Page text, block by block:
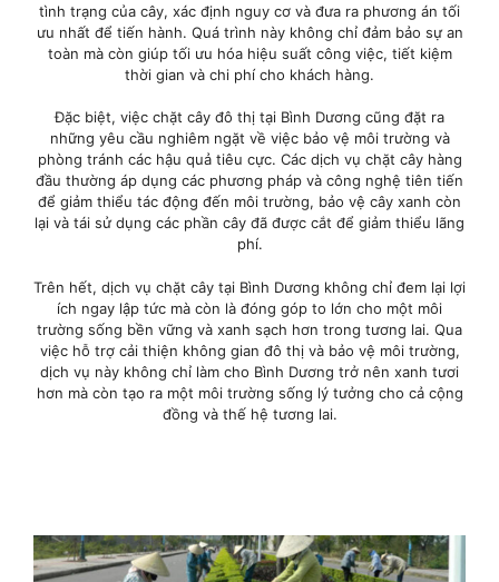
tình trạng của cây, xác định nguy cơ và đưa ra phương án tối
ưu nhất để tiến hành. Quá trình này không chỉ đảm bảo sự an
toàn mà còn giúp tối ưu hóa hiệu suất công việc, tiết kiệm
thời gian và chi phí cho khách hàng.
Đặc biệt, việc chặt cây đô thị tại Bình Dương cũng đặt ra
những yêu cầu nghiêm ngặt về việc bảo vệ môi trường và
phòng tránh các hậu quả tiêu cực. Các dịch vụ chặt cây hàng
đầu thường áp dụng các phương pháp và công nghệ tiên tiến
để giảm thiểu tác động đến môi trường, bảo vệ cây xanh còn
lại và tái sử dụng các phần cây đã được cắt để giảm thiểu lãng
phí.
Trên hết, dịch vụ chặt cây tại Bình Dương không chỉ đem lại lợi
ích ngay lập tức mà còn là đóng góp to lớn cho một môi
trường sống bền vững và xanh sạch hơn trong tương lai. Qua
việc hỗ trợ cải thiện không gian đô thị và bảo vệ môi trường,
dịch vụ này không chỉ làm cho Bình Dương trở nên xanh tươi
hơn mà còn tạo ra một môi trường sống lý tưởng cho cả cộng
đồng và thế hệ tương lai.